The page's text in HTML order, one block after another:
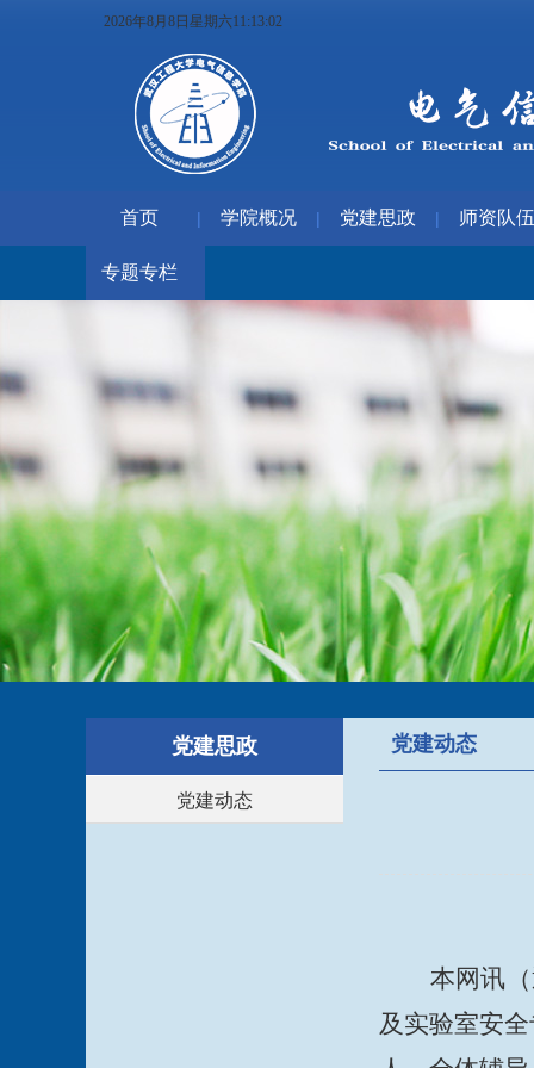
2026年8月8日星期六11:13:03
首页 | 学院概况 | 党建思政 | 师资队伍
专题专栏
党建思政
党建动态
党建动态
本网讯
及实验室安